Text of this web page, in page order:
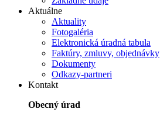
Aktuálne
Aktuality
Fotogaléria
Elektronická úradná tabula
Faktúry, zmluvy, objednávky
Dokumenty
Odkazy-partneri
Kontakt
Obecný úrad